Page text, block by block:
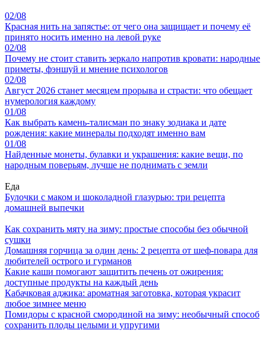
02/08
Красная нить на запястье: от чего она защищает и почему её
принято носить именно на левой руке
02/08
Почему не стоит ставить зеркало напротив кровати: народные
приметы, фэншуй и мнение психологов
02/08
Август 2026 станет месяцем прорыва и страсти: что обещает
нумерология каждому
01/08
Как выбрать камень-талисман по знаку зодиака и дате
рождения: какие минералы подходят именно вам
01/08
Найденные монеты, булавки и украшения: какие вещи, по
народным поверьям, лучше не поднимать с земли
Еда
Булочки с маком и шоколадной глазурью: три рецепта
домашней выпечки
Как сохранить мяту на зиму: простые способы без обычной
сушки
Домашняя горчица за один день: 2 рецепта от шеф-повара для
любителей острого и гурманов
Какие каши помогают защитить печень от ожирения:
доступные продукты на каждый день
Кабачковая аджика: ароматная заготовка, которая украсит
любое зимнее меню
Помидоры с красной смородиной на зиму: необычный способ
сохранить плоды целыми и упругими